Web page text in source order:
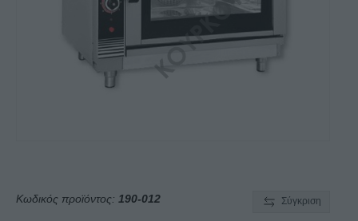
Κωδικός προϊόντος: 190-012 Σύγκριση